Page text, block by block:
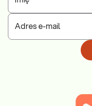
Adres e-mail